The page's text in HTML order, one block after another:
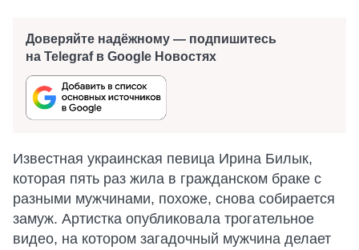
Доверяйте надёжному — подпишитесь
на Telegraf в Google Новостях
Известная украинская певица Ирина Билык,
которая пять раз жила в гражданском браке с
разными мужчинами, похоже, снова собирается
замуж. Артистка опубликовала трогательное
видео, на котором загадочный мужчина делает